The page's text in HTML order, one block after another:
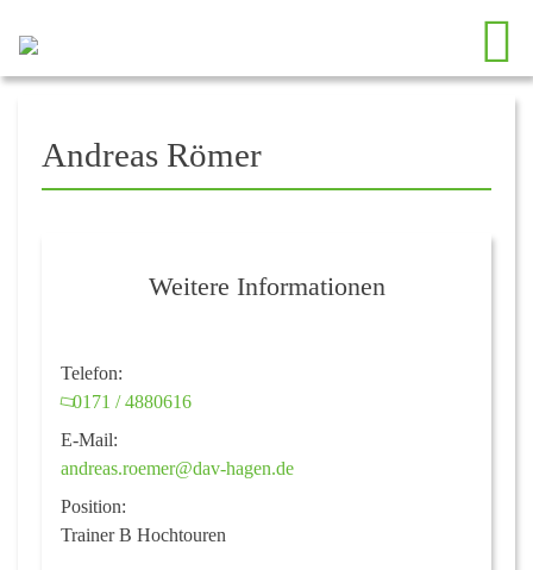
Andreas Römer
Weitere Informationen
Telefon:
0171 / 4880616
E-Mail:
andreas.roemer@dav-hagen.de
Position:
Trainer B Hochtouren